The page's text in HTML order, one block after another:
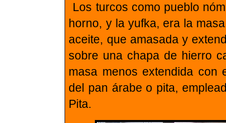
Los turcos como pueblo
horno, y la yufka, era la
aceite, que amasada y
sobre una chapa de hierro
masa menos extendida con
del pan árabe o pita,
Pita.